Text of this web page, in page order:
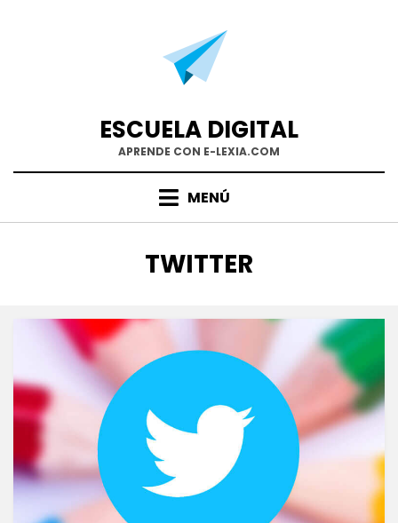
ESCUELA DIGITAL
APRENDE CON E-LEXIA.COM
MENÚ
ETIQUETA
:
TWITTER